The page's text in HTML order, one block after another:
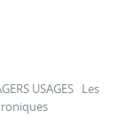
USAGES Les